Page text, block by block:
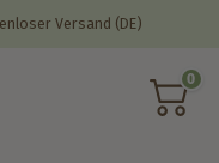
Versand (DE)
0